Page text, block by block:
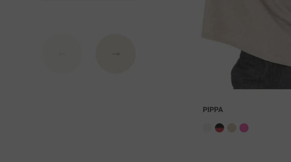
3. Transferência para uma conta no banco da Eslováquia.
PIPPA